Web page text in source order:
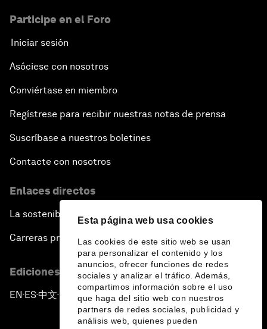
Esta página web usa cookies
Las cookies de este sitio web se usan
para personalizar el contenido y los
anuncios, ofrecer funciones de redes
sociales y analizar el tráfico. Además,
compartimos información sobre el uso
que haga del sitio web con nuestros
partners de redes sociales, publicidad y
análisis web, quienes pueden
Participe en el Foro
Iniciar sesión
Asóciese con nosotros
Conviértase en miembro
Regístrese para recibir nuestras notas de prensa
Suscríbase a nuestros boletines
Contacte con nosotros
Enlaces directos
La sostenibilidad en el Foro
Carreras profesionales
Ediciones en otros idiomas
EN ▪ES▪中文▪ 日本語